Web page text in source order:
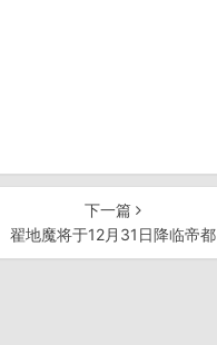
下一篇
翟地魔将于12月31日降临帝都